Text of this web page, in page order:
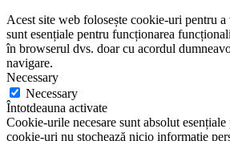
Acest site web folosește cookie-uri pentru
sunt esențiale pentru funcționarea
în browserul dvs. doar cu acordul
navigare.
Necessary
Necessary
Întotdeauna activate
Cookie-urile necesare sunt absolut
cookie-uri nu stochează nicio informație